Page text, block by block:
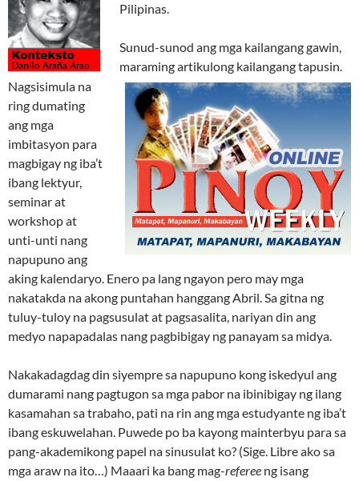
Pilipinas.
Sunud-sunod ang mga kailangang gawin,
maraming artikulong kailangang tapusin.
Nagsisimula na
ring dumating
ang mga
imbitasyon para
magbigay ng iba’t
ibang lektyur,
seminar at
workshop at
unti-unti nang
napupuno ang
aking kalendaryo. Enero pa lang ngayon pero may mga
nakatakda na akong puntahan hanggang Abril. Sa gitna ng
tuluy-tuloy na pagsusulat at pagsasalita, nariyan din ang
medyo napapadalas nang pagbibigay ng panayam sa midya.
Nakakadagdag din siyempre sa napupuno kong iskedyul ang
dumarami nang pagtugon sa mga pabor na ibinibigay ng ilang
kasamahan sa trabaho, pati na rin ang mga estudyante ng iba’t
ibang eskuwelahan. Puwede po ba kayong mainterbyu para sa
pang-akademikong papel na sinusulat ko? (Sige. Libre ako sa
mga araw na ito…) Maaari ka bang mag-referee ng isang